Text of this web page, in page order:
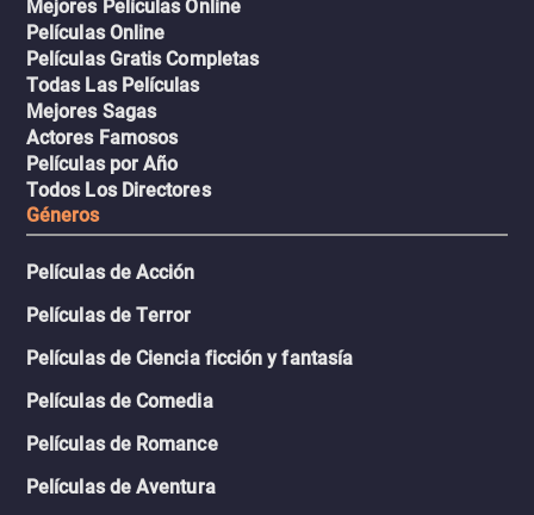
Mejores Películas Online
Películas Online
Películas Gratis Completas
Todas Las Películas
Mejores Sagas
Actores Famosos
Películas por Año
Todos Los Directores
Géneros
Películas de Acción
Películas de Terror
Películas de Ciencia ficción y fantasía
Películas de Comedia
Películas de Romance
Películas de Aventura